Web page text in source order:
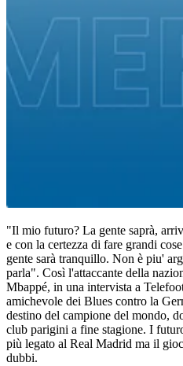
"Il mio futuro? La gente saprà,
e con la certezza di fare grandi
gente sarà tranquillo. Non è piu'
parla". Così l'attaccante della
Mbappé, in una intervista a
amichevole dei Blues contro la
destino del campione del mondo,
club parigini a fine stagione. I
più legato al Real Madrid ma il
dubbi.